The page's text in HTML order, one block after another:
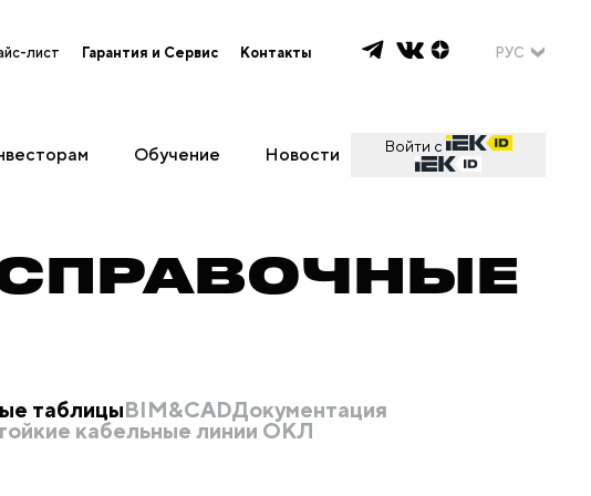
лист Гарантия и Сервис Контакты РУС
Обучение Новости Войти с
таблицыBIM&CADДокументация
кабельные линии ОКЛ